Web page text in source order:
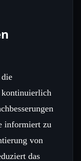
informiert zu
von
das